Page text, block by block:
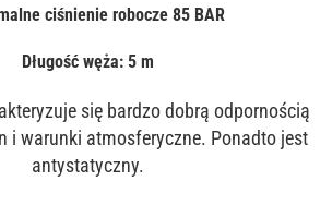
ciśnienie robocze 85 BAR
Długość węża: 5 m
się bardzo dobrą odpornością
i warunki atmosferyczne. Ponadto jest
antystatyczny.